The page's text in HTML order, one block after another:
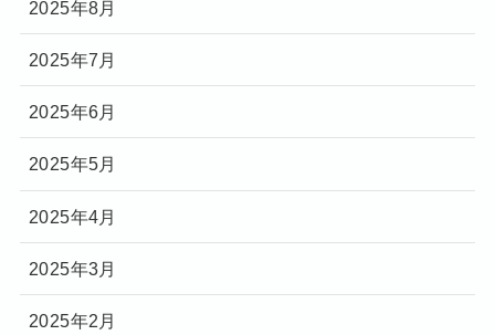
2025年8月
2025年7月
2025年6月
2025年5月
2025年4月
2025年3月
2025年2月